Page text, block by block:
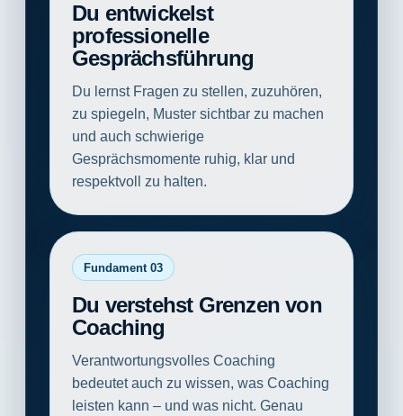
Du entwickelst
professionelle
Gesprächsführung
Du lernst Fragen zu stellen, zuzuhören,
zu spiegeln, Muster sichtbar zu machen
und auch schwierige
Gesprächsmomente ruhig, klar und
respektvoll zu halten.
Fundament 03
Du verstehst Grenzen von
Coaching
Verantwortungsvolles Coaching
bedeutet auch zu wissen, was Coaching
leisten kann – und was nicht. Genau